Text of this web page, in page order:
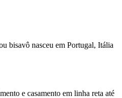
bisavô nasceu em Portugal, Itália
e casamento em linha reta até